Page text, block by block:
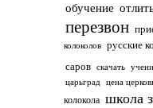
обучение
перезвон
колоколов русские
саров скачать
царьград цена
колокола школа